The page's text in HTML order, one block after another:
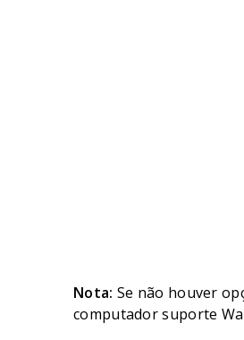
Nota: Se não houver
computador suporte